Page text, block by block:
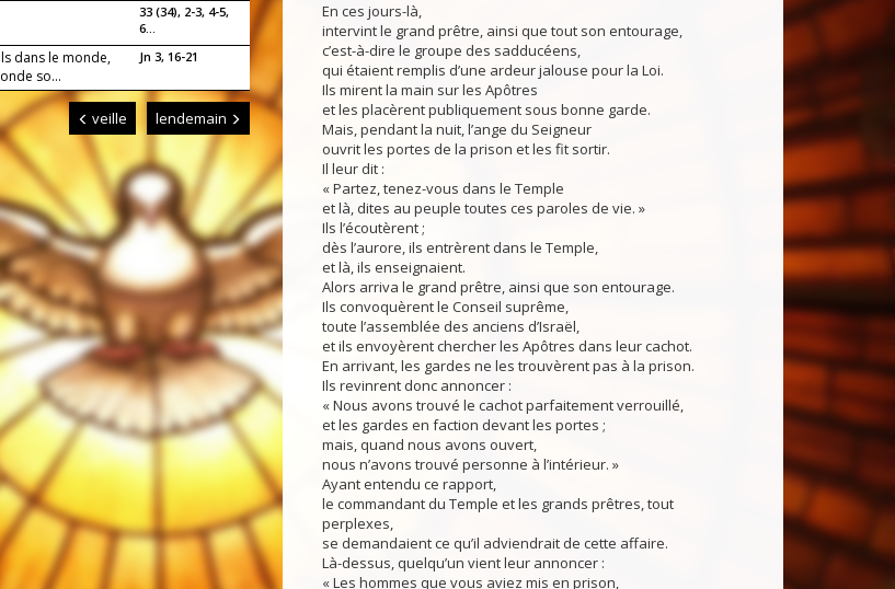
33 (34), 2-3, 4-5,
6...
dans le monde,
so...
Jn 3, 16-21
veille lendemain
En ces jours-là,
intervint le grand prêtre, ainsi que tout son entourage,
c’est-à-dire le groupe des sadducéens,
qui étaient remplis d’une ardeur jalouse pour la Loi.
Ils mirent la main sur les Apôtres
et les placèrent publiquement sous bonne garde.
Mais, pendant la nuit, l’ange du Seigneur
ouvrit les portes de la prison et les fit sortir.
Il leur dit :
« Partez, tenez-vous dans le Temple
et là, dites au peuple toutes ces paroles de vie. »
Ils l’écoutèrent ;
dès l’aurore, ils entrèrent dans le Temple,
et là, ils enseignaient.
Alors arriva le grand prêtre, ainsi que son entourage.
Ils convoquèrent le Conseil suprême,
toute l’assemblée des anciens d’Israël,
et ils envoyèrent chercher les Apôtres dans leur cachot.
En arrivant, les gardes ne les trouvèrent pas à la prison.
Ils revinrent donc annoncer :
« Nous avons trouvé le cachot parfaitement verrouillé,
et les gardes en faction devant les portes ;
mais, quand nous avons ouvert,
nous n’avons trouvé personne à l’intérieur. »
Ayant entendu ce rapport,
le commandant du Temple et les grands prêtres, tout
perplexes,
se demandaient ce qu’il adviendrait de cette affaire.
Là-dessus, quelqu’un vient leur annoncer :
« Les hommes que vous aviez mis en prison,